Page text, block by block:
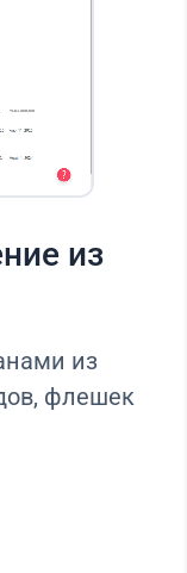
из
из
флешек